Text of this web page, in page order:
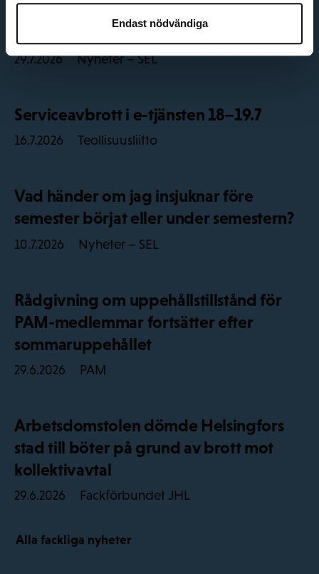
Endast nödvändiga
Information om arbetslivets spelregler
29.7.2026 Nyheter – SEL
Serviceavbrott i e-tjänsten 18–19.7
16.7.2026 Teollisuusliitto
Vad händer om jag insjuknar före
semester börjat eller under semestern?
10.7.2026 Nyheter – SEL
Rådgivning om uppehållstillstånd för
PAM-medlemmar fortsätter efter
sommaruppehållet
29.6.2026 PAM
Arbetsdomstolen dömde Helsingfors
stad till böter på grund av brott mot
kollektivavtal
29.6.2026 Fackförbundet JHL
Alla fackliga nyheter